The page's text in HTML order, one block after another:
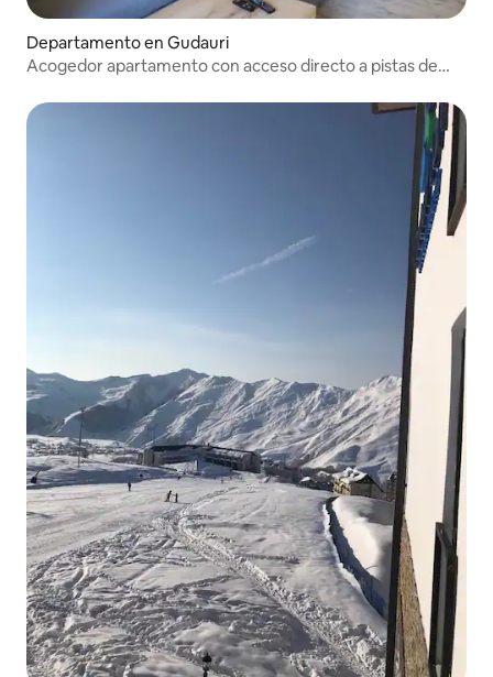
Departamento en Gudauri
Acogedor apartamento con acceso directo a pistas de